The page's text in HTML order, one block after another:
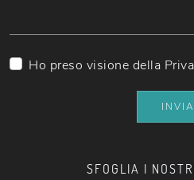
SFOGLIA I
Ho preso visione della
INVIA